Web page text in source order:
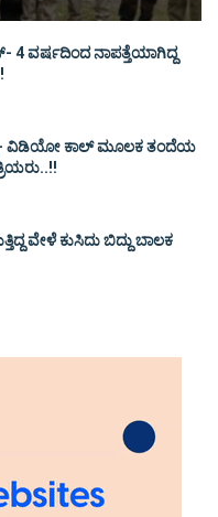
4 ವರ್ಷದಿಂದ ನಾಪತ್ತೆಯಾಗಿದ್ದ
ವಿಡಿಯೋ ಕಾಲ್ ಮೂಲಕ ತಂದೆಯ
ವೇಳೆ ಕುಸಿದು ಬಿದ್ದು ಬಾಲಕ